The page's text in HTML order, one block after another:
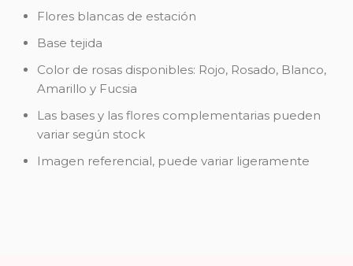
Flores blancas de estación
Base tejida
Color de rosas disponibles: Rojo, Rosado, Blanco,
Amarillo y Fucsia
Las bases y las flores complementarias pueden
variar según stock
Imagen referencial, puede variar ligeramente